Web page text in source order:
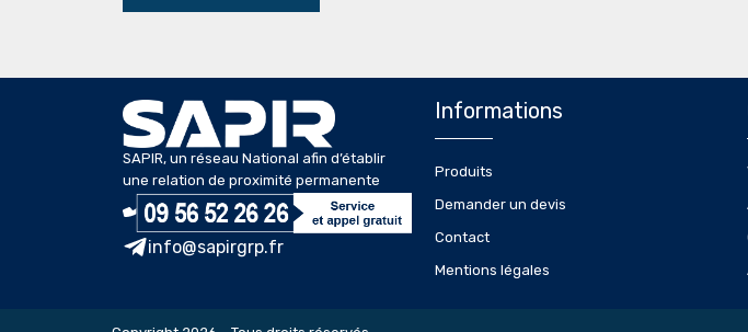
SAPIR, un réseau National afin d’établir
une relation de proximité permanente
info@sapirgrp.fr
Informations
Produits
Demander un devis
Contact
Mentions légales